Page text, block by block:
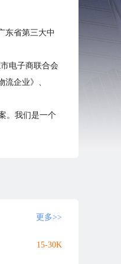
东省第三大中
电子商联合会
企业》、
。我们是一个
更多>>
15-30K